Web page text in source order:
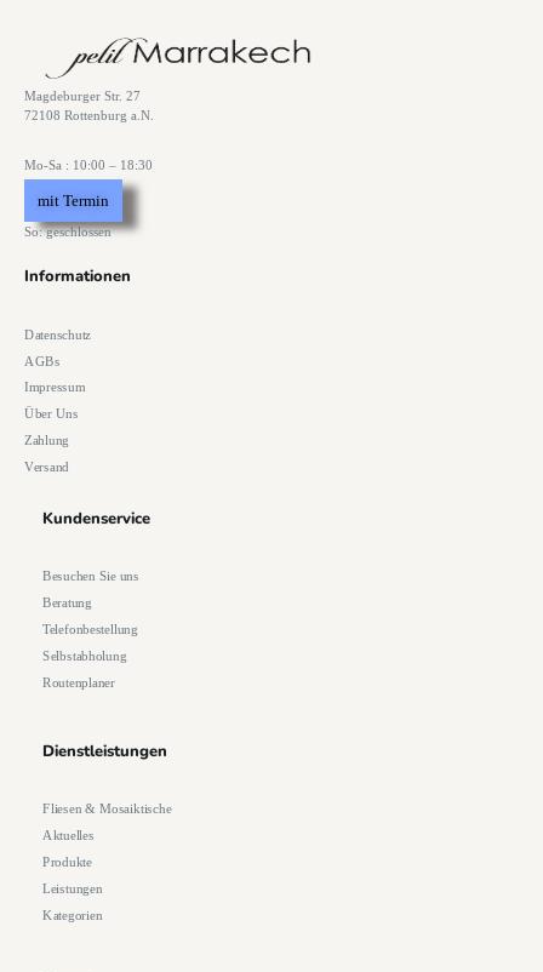
Magdeburger Str. 27
72108 Rottenburg a.N.
Mo-Sa : 10:00 – 18:30
mit Termin
So: geschlossen
Informationen
Datenschutz
AGBs
Impressum
Über Uns
Zahlung
Versand
Kundenservice
Besuchen Sie uns
Beratung
Telefonbestellung
Selbstabholung
Routenplaner
Dienstleistungen
Fliesen & Mosaiktische
Aktuelles
Produkte
Leistungen
Kategorien